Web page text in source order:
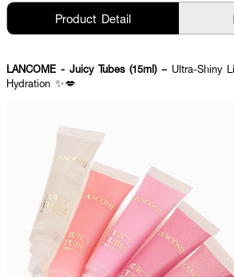
Product Detail
LANCOME - Juicy Tubes (15ml) – Ultra-Shiny
Hydration ✨💋